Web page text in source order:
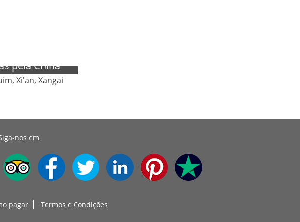
pela China
Xi'an, Xangai
nos em
pagar Termos e Condições